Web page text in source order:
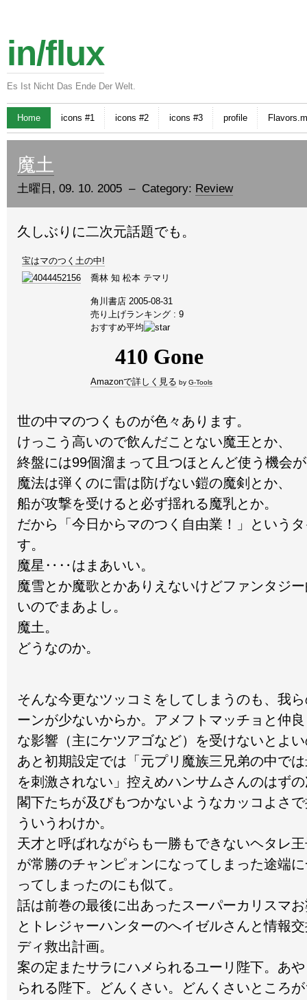
in/flux
Es Ist Nicht Das Ende Der Welt.
Home icons #1 icons #2 icons #3 profile
魔土
土曜日, 09. 10. 2005 – Category: Review
久しぶりに二次元話題でも。
宝はマのつく土の中!
喬林 知 松本 テマリ
角川書店 2005-08-31
売り上げランキング : 9
おすすめ平均
Amazonで詳しく見る by G-Tools
世の中マのつくものが色々あります。
けっこう高いので飲んだことない魔王とか、
終盤には99個溜まって且つほとんど使う機会
魔法は弾くのに雷は防げない鎧の魔剣とか、
船が攻撃を受けると必ず揺れる魔乳とか。
だから「今日からマのつく自由業！」という
す。
魔星‥‥はまあいい。
魔雪とか魔歌とかありえないけどファンタジ
いのでまあよし。
魔土。
どうなのか。
そんな今更なツッコミをしてしまうのも、我
ーンが少ないからか。アメフトマッチョと仲
な影響（主にケツアゴなど）を受けないとよ
あと初期設定では「元プリ魔族三兄弟の中で
を刺激されない」控えめハンサムさんのはず
閣下たちが及びもつかないようなカッコよさ
ういうわけか。
天才と呼ばれながらも一勝もできないヘタレ
が常勝のチャンピォンになってしまった途端
ってしまったのにも似て。
話は前巻の最後に出あったスーパーカリスマ
とトレジャーハンターのへイゼルさんと情報
ディ救出計画。
案の定またサラにハメられるユーリ陛下。あ
られる陛下。どんくさい。どんくさいところ